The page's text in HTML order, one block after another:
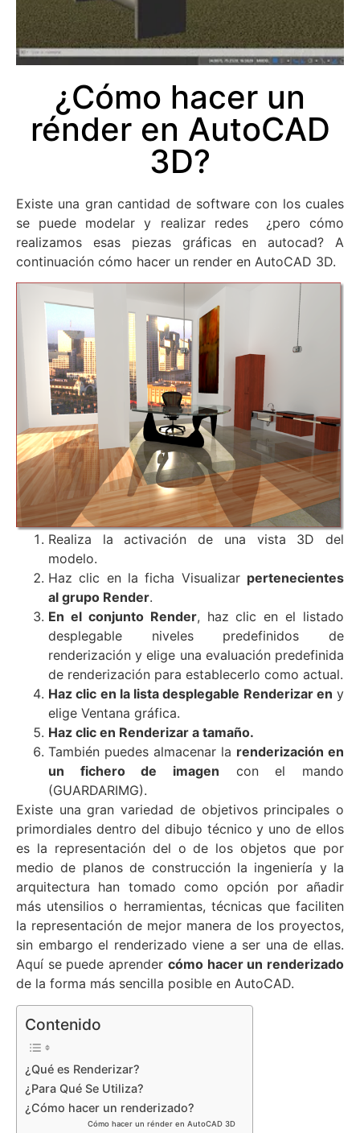
¿Cómo hacer un
rénder en AutoCAD
3D?
Existe una gran cantidad de software con los cuales
se puede modelar y realizar redes ¿pero cómo
realizamos esas piezas gráficas en autocad? A
continuación cómo hacer un render en AutoCAD 3D.
Realiza la activación de una vista 3D del
modelo.
Haz clic en la ficha Visualizar pertenecientes
al grupo Render.
En el conjunto Render, haz clic en el listado
desplegable niveles predefinidos de
renderización y elige una evaluación predefinida
de renderización para establecerlo como actual.
Haz clic en la lista desplegable Renderizar en y
elige Ventana gráfica.
Haz clic en Renderizar a tamaño.
También puedes almacenar la renderización en
un fichero de imagen con el mando
(GUARDARIMG).
Existe una gran variedad de objetivos principales o
primordiales dentro del dibujo técnico y uno de ellos
es la representación del o de los objetos que por
medio de planos de construcción la ingeniería y la
arquitectura han tomado como opción por añadir
más utensilios o herramientas, técnicas que faciliten
la representación de mejor manera de los proyectos,
sin embargo el renderizado viene a ser una de ellas.
Aquí se puede aprender cómo hacer un renderizado
de la forma más sencilla posible en AutoCAD.
Contenido
¿Qué es Renderizar?
¿Para Qué Se Utiliza?
¿Cómo hacer un renderizado?
Cómo hacer un rénder en AutoCAD 3D